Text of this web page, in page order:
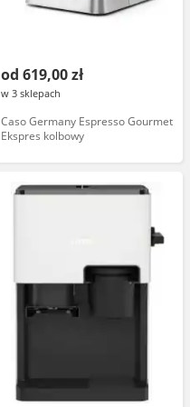
od 619,00 zł
w 3 sklepach
Caso Germany Espresso Gourmet
Ekspres kolbowy